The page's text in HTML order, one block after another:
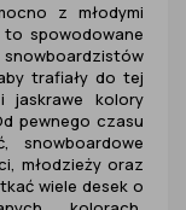
z młodymi
spowodowane
snowboardzistów
trafiały do tej
jaskrawe kolory
pewnego czasu
snowboardowe
młodzieży oraz
wiele desek o